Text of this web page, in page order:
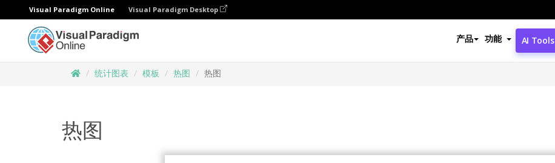
Visual Paradigm Online Visual Paradigm Desktop
产品 功能 AI Tools
统计图表 模板 热图 热图
热图